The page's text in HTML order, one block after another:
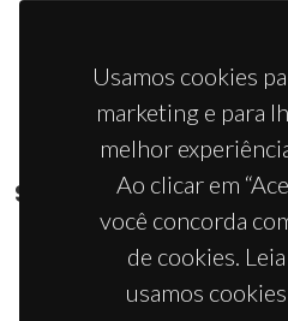
SUPERVISÕES EM
Usamos cookies
marketing e para
melhor
Ao clicar em
você concorda
de cookies.
usamos